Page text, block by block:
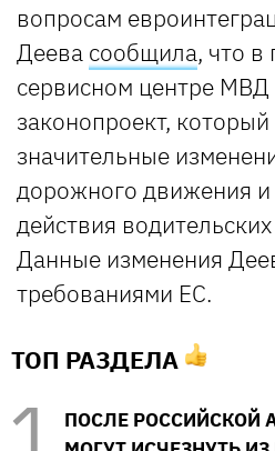
вопросам
Деева сообщила, что в
сервисном центре МВД
законопроект,
значительные
дорожного движения и
действия
Данные изменения
требованиями ЕС.
ТОП РАЗДЕЛА
ПОСЛЕ РОССИЙСКОЙ